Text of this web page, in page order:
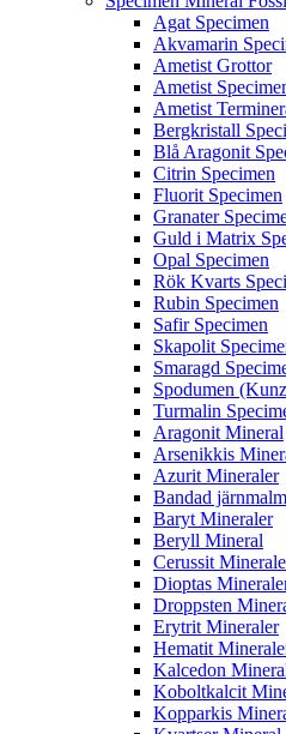
Agat Specimen
Akvamarin
Ametist Grottor
Ametist
Ametist
Bergkristall
Blå Aragonit
Citrin Specimen
Fluorit Specimen
Granater
Guld i Matrix
Opal Specimen
Rök Kvarts
Rubin Specimen
Safir Specimen
Skapolit
Smaragd
Spodumen
Turmalin
Aragonit Mineral
Arsenikkis
Azurit Mineraler
Bandad
Baryt Mineraler
Beryll Mineral
Cerussit
Dioptas
Droppsten
Erytrit Mineraler
Hematit
Kalcedon
Koboltkalcit
Kopparkis